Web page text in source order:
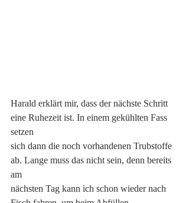
Harald erklärt mir, dass der nächste Schritt
eine Ruhezeit ist. In einem gekühlten Fass
setzen
sich dann die noch vorhandenen Trubstoffe
ab. Lange muss das nicht sein, denn bereits
am
nächsten Tag kann ich schon wieder nach